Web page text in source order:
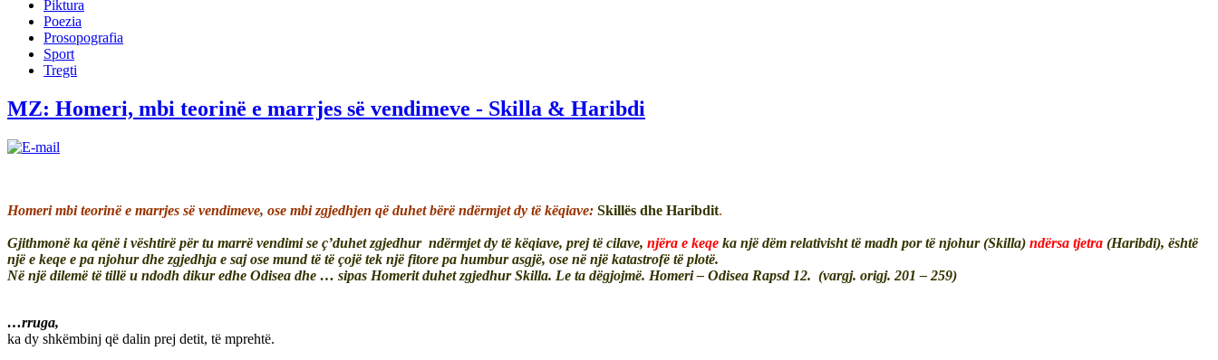
Piktura
Poezia
Prosopografia
Sport
Tregti
MZ: Homeri, mbi teorinë e marrjes së vendimeve - Skilla & Haribdi
Homeri mbi teorinë e marrjes së vendimeve, ose mbi zgjedhjen që duhet bërë ndërmjet dy të këqiave: Skillës dhe Haribdit.
Gjithmonë ka qënë i vështirë për tu marrë vendimi se ç’duhet zgjedhur ndërmjet dy të këqiave, prej të cilave, njëra e keqe ka një dëm relativisht të madh por të njohur (Skilla) ndërsa tjetra (Haribdi), është
një e keqe e pa njohur dhe zgjedhja e saj ose mund të të çojë tek një fitore pa humbur asgjë, ose në një katastrofë të plotë.
Në një dilemë të tillë u ndodh dikur edhe Odisea dhe … sipas Homerit duhet zgjedhur Skilla. Le ta dëgjojmë. Homeri – Odisea Rapsd 12. (vargj. origj. 201 – 259)
…rruga,
ka dy shkëmbinj që dalin prej detit, të mprehtë.